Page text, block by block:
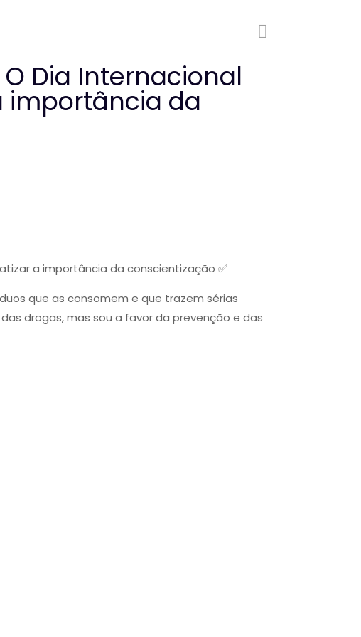
Dia Internacional
importância da
a importância da conscientização ✅
que as consomem e que trazem sérias
drogas, mas sou a favor da prevenção e das